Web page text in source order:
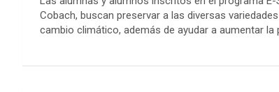
Cobach, buscan preservar a las diversas
cambio climático, además de ayudar a aumentar